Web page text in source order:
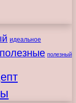
идеальное
полезные полезный